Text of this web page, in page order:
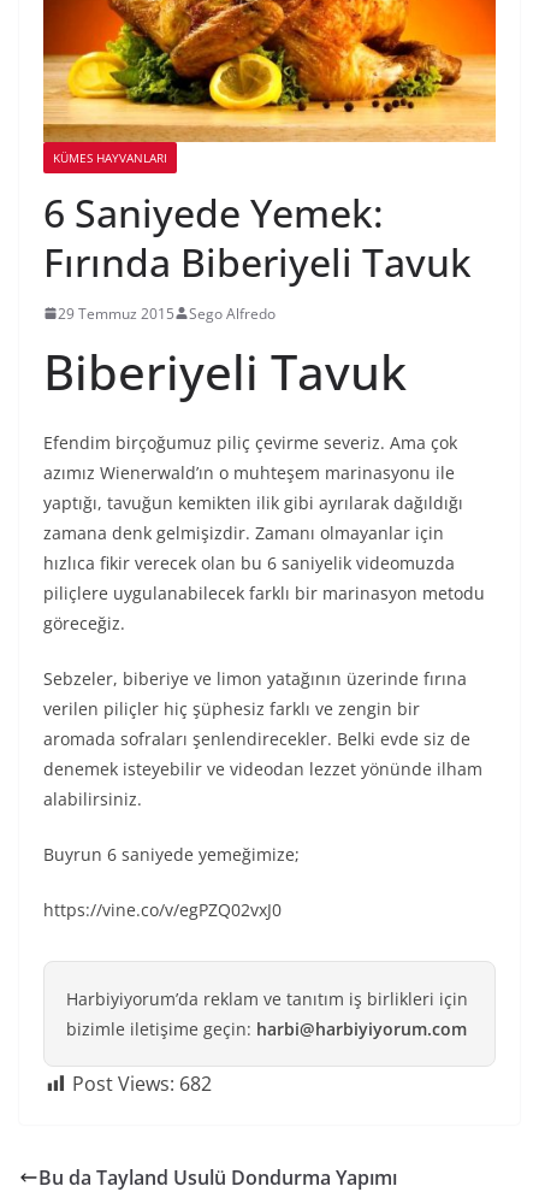
KÜMES HAYVANLARI
6 Saniyede Yemek:
Fırında Biberiyeli Tavuk
29 Temmuz 2015 Sego Alfredo
Biberiyeli Tavuk
Efendim birçoğumuz piliç çevirme severiz. Ama çok
azımız Wienerwald’ın o muhteşem marinasyonu ile
yaptığı, tavuğun kemikten ilik gibi ayrılarak dağıldığı
zamana denk gelmişizdir. Zamanı olmayanlar için
hızlıca fikir verecek olan bu 6 saniyelik videomuzda
piliçlere uygulanabilecek farklı bir marinasyon metodu
göreceğiz.
Sebzeler, biberiye ve limon yatağının üzerinde fırına
verilen piliçler hiç şüphesiz farklı ve zengin bir
aromada sofraları şenlendirecekler. Belki evde siz de
denemek isteyebilir ve videodan lezzet yönünde ilham
alabilirsiniz.
Buyrun 6 saniyede yemeğimize;
https://vine.co/v/egPZQ02vxJ0
Harbiyiyorum’da reklam ve tanıtım iş birlikleri için
bizimle iletişime geçin: harbi@harbiyiyorum.com
Post Views: 682
Bu da Tayland Usulü Dondurma Yapımı